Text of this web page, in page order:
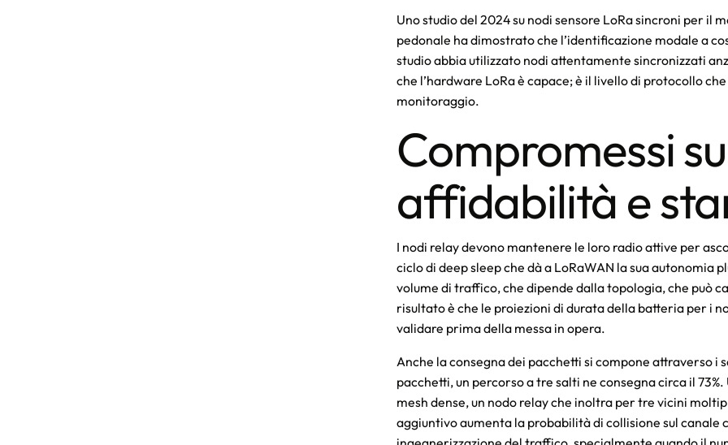
Uno studio del 2024 su nodi sensore LoRa sincroni per il
pedonale ha dimostrato che l’identificazione modale a
studio abbia utilizzato nodi attentamente sincronizzati
che l’hardware LoRa è capace; è il livello di protocollo
monitoraggio.
Compromessi
affidabilità e
I nodi relay devono mantenere le loro radio attive per
ciclo di deep sleep che dà a LoRaWAN la sua autonomia
volume di traffico, che dipende dalla topologia, che può
risultato è che le proiezioni di durata della batteria per i
validare prima della messa in opera.
Anche la consegna dei pacchetti si compone attraverso i
pacchetti, un percorso a tre salti ne consegna circa il
mesh dense, un nodo relay che inoltra per tre vicini
aggiuntivo aumenta la probabilità di collisione sul canale